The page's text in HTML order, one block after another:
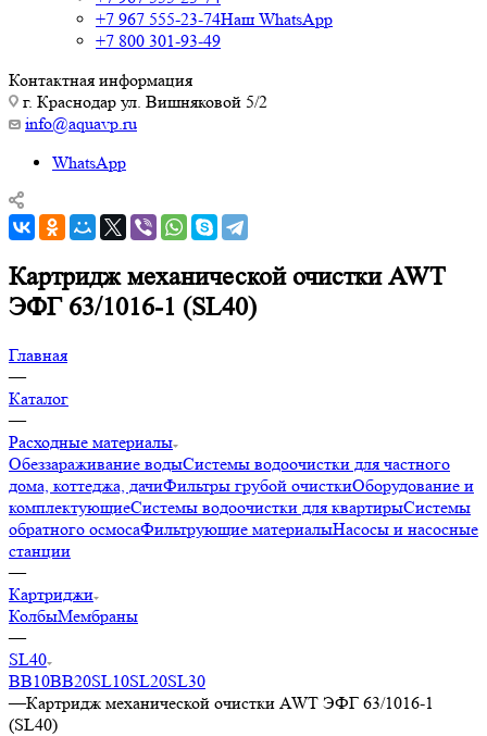
+7 967 555-23-74Наш WhatsApp
+7 800 301-93-49
Контактная информация
г. Краснодар ул. Вишняковой 5/2
info@aquavp.ru
WhatsApp
Картридж механической очистки AWT
ЭФГ 63/1016-1 (SL40)
Главная
—
Каталог
—
Расходные материалы
Обеззараживание водыСистемы водоочистки для частного
дома, коттеджа, дачиФильтры грубой очисткиОборудование и
комплектующиеСистемы водоочистки для квартирыСистемы
обратного осмосаФильтрующие материалыНасосы и насосные
станции
—
Картриджи
КолбыМембраны
—
SL40
BB10BB20SL10SL20SL30
—Картридж механической очистки AWT ЭФГ 63/1016-1
(SL40)